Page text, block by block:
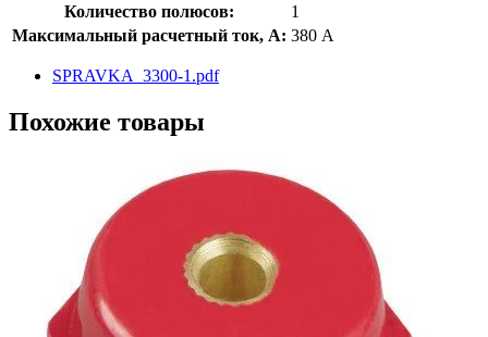
Количество полюсов:
1
Максимальный расчетный ток, А: 380 А
SPRAVKA_3300-1.pdf
Похожие товары